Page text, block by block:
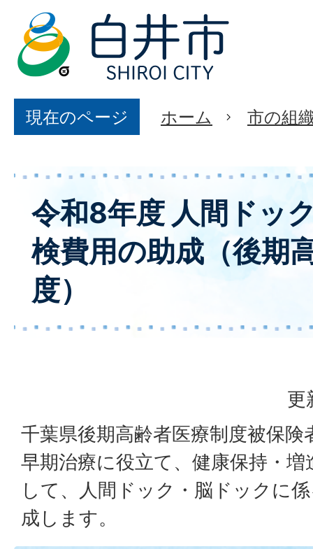
現在のページ ホーム 市の組
令和8年度 人間ドッ
検費用の助成（後期
度）
更
千葉県後期高齢者医療制度被保
早期治療に役立て、健康保持・
して、人間ドック・脳ドックに
成します。